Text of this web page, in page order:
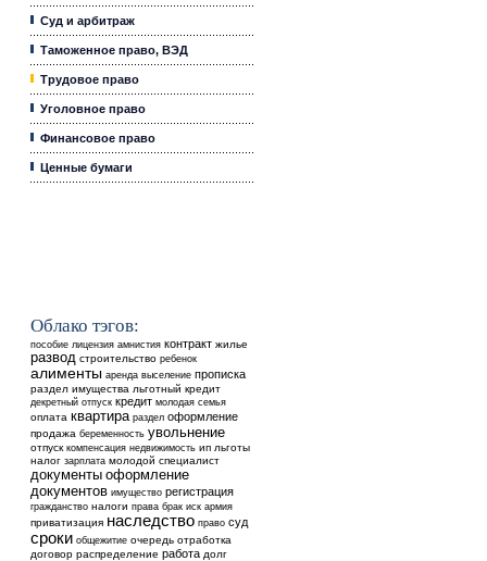
Суд и арбитраж
Таможенное право, ВЭД
Трудовое право
Уголовное право
Финансовое право
Ценные бумаги
Облако тэгов:
пособие лицензия амнистия контракт жилье
развод строительство ребенок
алименты аренда выселение прописка
раздел имущества льготный кредит
декретный отпуск кредит молодая семья
оплата квартира раздел оформление
продажа беременность увольнение
отпуск компенсация недвижимость ип льготы
налог зарплата молодой специалист
документы оформление
документов имущество регистрация
гражданство налоги права брак иск армия
приватизация наследство право суд
сроки общежитие очередь отработка
договор распределение работа долг